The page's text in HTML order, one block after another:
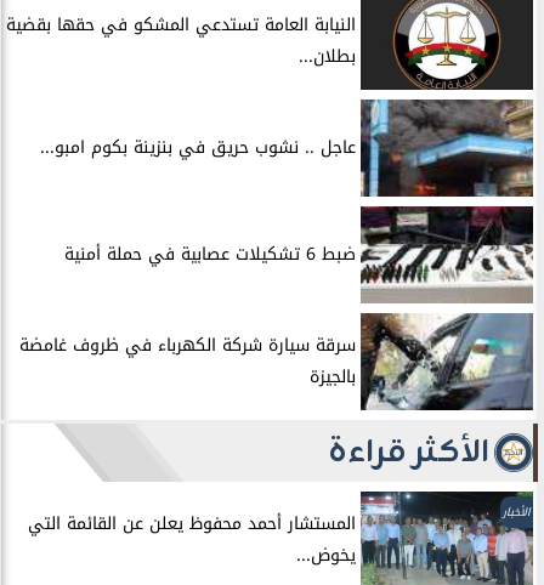
النيابة العامة تستدعي المشكو في حقها بقضية
بطلان...
عاجل .. نشوب حريق في بنزينة بكوم امبو...
ضبط 6 تشكيلات عصابية في حملة أمنية
سرقة سيارة شركة الكهرباء في ظروف غامضة
بالجيزة
الأكثر قراءة
الأخبار
المستشار أحمد محفوظ يعلن عن القائمة التي
يخوض...